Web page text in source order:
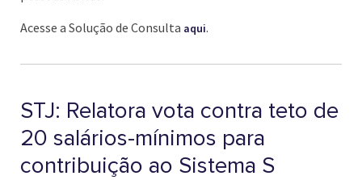
Acesse a Solução de Consulta aqui.
STJ: Relatora vota contra teto de
20 salários-mínimos para
contribuição ao Sistema S